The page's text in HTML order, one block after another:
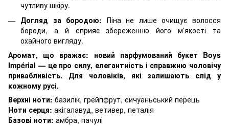
чутливу шкіру.
Догляд за бородою: Піна не лише очищує волосся
бороди, а й сприяє збереженню його м’якості та
охайного вигляду.
Аромат, що вражає: новий парфумований букет Boys
Impérial — це про силу, елегантність і справжню чоловічу
привабливість. Для чоловіків, які залишають слід у
кожному русі.
Верхні ноти: базилік, грейпфрут, сичуаньський перець
Ноти серця: акігалавуд, ветивер, петалія
Базові ноти: амбра, пачулі